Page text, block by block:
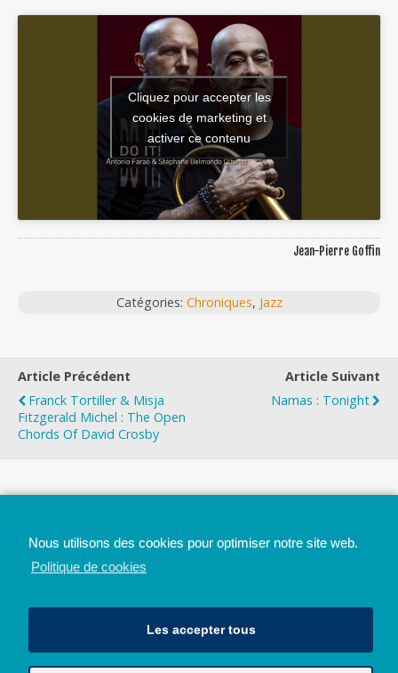
Cliquez pour accepter les
cookies de marketing et
activer ce contenu
Jean-Pierre Goffin
Catégories: Chroniques, Jazz
Article Précédent
Franck Tortiller & Misja
Fitzgerald Michel : The Open
Chords Of David Crosby
Article Suivant
Namas : Tonight
Nous utilisons des cookies pour optimiser notre site web.
Politique de cookies
Les accepter tous